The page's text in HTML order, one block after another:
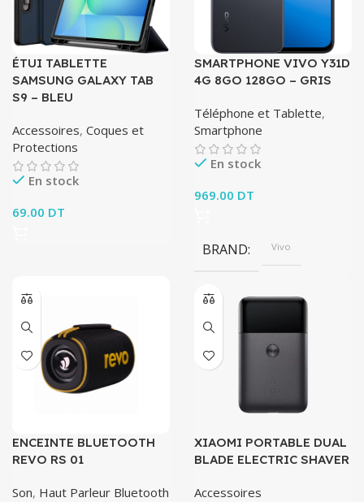
ÉTUI TABLETTE
SAMSUNG GALAXY TAB
S9 – BLEU
Accessoires, Coques et
Protections
En stock
69.00 DT
SMARTPHONE VIVO Y31D
4G 8GO 128GO – GRIS
Téléphone et Tablette,
Smartphone
En stock
969.00 DT
BRAND Vivo
ENCEINTE BLUETOOTH
REVO RS 01
Son, Haut Parleur Bluetooth
XIAOMI PORTABLE DUAL
BLADE ELECTRIC SHAVER
Accessoires